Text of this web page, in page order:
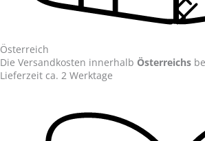
Österreich
Die Versandkosten innerhalb Österreichs
Lieferzeit ca. 2 Werktage